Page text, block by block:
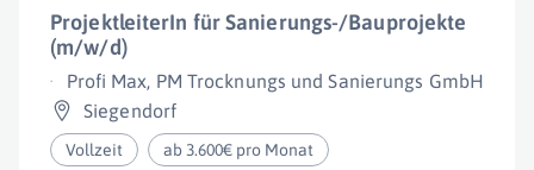
ProjektleiterIn für Sanierungs-/Bauprojekte
(m/w/d)
Profi Max, PM Trocknungs und Sanierungs GmbH
Siegendorf
Vollzeit ab 3.600€ pro Monat